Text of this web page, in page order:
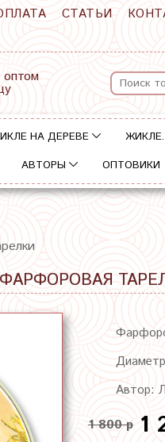
СТАТЬИ
НА ДЕРЕВЕ
АВТОРЫ ОПТОВИКИ
Автор:
1 800 р 1